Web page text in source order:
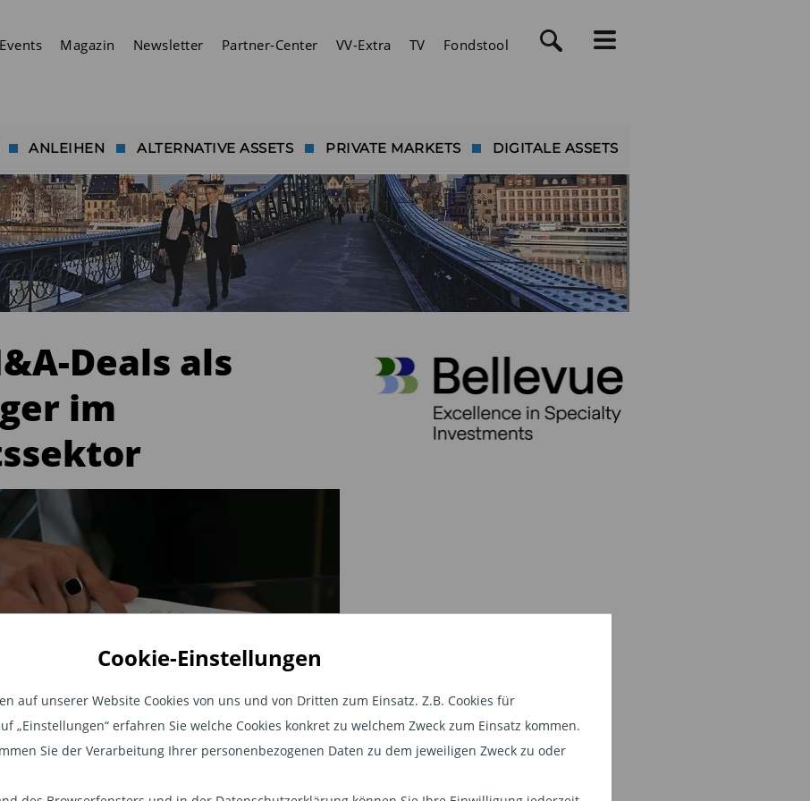
Cookie-Einstellungen
auf unserer Website Cookies von uns und von Dritten zum Einsatz. Z.B. Cookies für
„Einstellungen“ erfahren Sie welche Cookies konkret zu welchem Zweck zum Einsatz kommen.
Sie der Verarbeitung Ihrer personenbezogenen Daten zu dem jeweiligen Zweck zu oder
Events Magazin Newsletter Partner-Center VV-Extra TV Fondstool
ANLEIHEN ALTERNATIVE ASSETS PRIVATE MARKETS DIGITALE ASSETS
Deals als
im
im Gesundheitssektor